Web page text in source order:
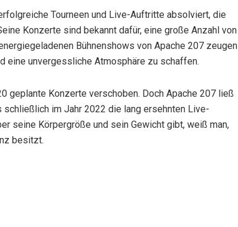
Tourneen und Live-Auftritte absolviert, die
Konzerte sind bekannt dafür, eine große Anzahl von
Bühnenshows von Apache 207 zeugen
eine unvergessliche Atmosphäre zu schaffen.
geplante Konzerte verschoben. Doch Apache 207 ließ
im Jahr 2022 die lang ersehnten Live-
seine Körpergröße und sein Gewicht gibt, weiß man,
besitzt.